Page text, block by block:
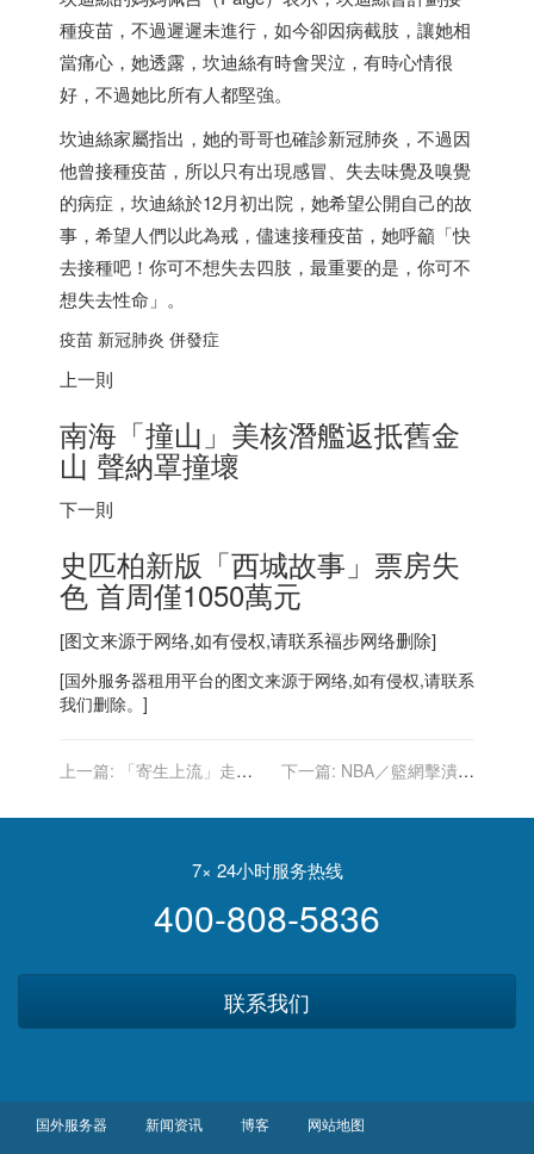
種疫苗，不過遲遲未進行，如今卻因病截肢，讓她相
當痛心，她透露，坎迪絲有時會哭泣，有時心情很
好，不過她比所有人都堅強。
坎迪絲家屬指出，她的哥哥也確診新冠肺炎，不過因
他曾接種疫苗，所以只有出現感冒、失去味覺及嗅覺
的病症，坎迪絲於12月初出院，她希望公開自己的故
事，希望人們以此為戒，儘速接種疫苗，她呼籲「快
去接種吧！你可不想失去四肢，最重要的是，你可不
想失去性命」。
疫苗 新冠肺炎 併發症
上一則
南海「撞山」美核潛艦返抵舊金
山 聲納罩撞壞
下一則
史匹柏新版「西城故事」票房失
色 首周僅1050萬元
[图文来源于网络,如有侵权,请联系福步网络删除]
[国外服务器租用平台的图文来源于网络,如有侵权,请联系
我们删除。]
上一篇:
「寄生上流」走紅
下一篇: NBA／籃網擊潰活
7× 24小时服务热线
400-808-5836
联系我们
国外服务器 新闻资讯 博客 网站地图